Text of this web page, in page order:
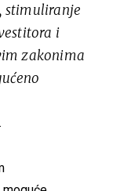
stimuliranje
i
zakonima